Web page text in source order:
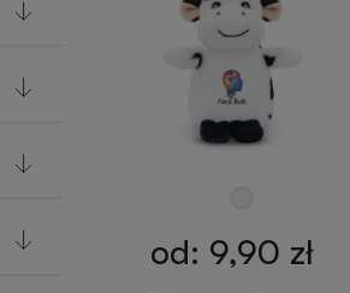
od: 9,90 zł